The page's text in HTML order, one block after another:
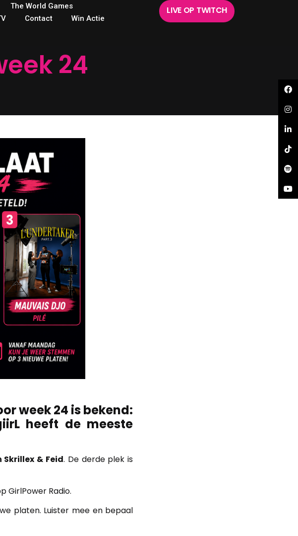
The World Games
Contact Win Actie
LIVE OP TWITCH
24
week 24 is bekend:
heeft de meeste
& Feid. De derde plek is
GirlPower Radio.
platen. Luister mee en bepaal